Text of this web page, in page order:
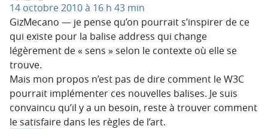
14 octobre 2010 à 16 h 43 min
GizMecano — je pense qu’on pourrait s’inspirer de ce
qui existe pour la balise address qui change
légèrement de « sens » selon le contexte où elle se
trouve.
Mais mon propos n’est pas de dire comment le W3C
pourrait implémenter ces nouvelles balises. Je suis
convaincu qu’il y a un besoin, reste à trouver comment
le satisfaire dans les règles de l’art.